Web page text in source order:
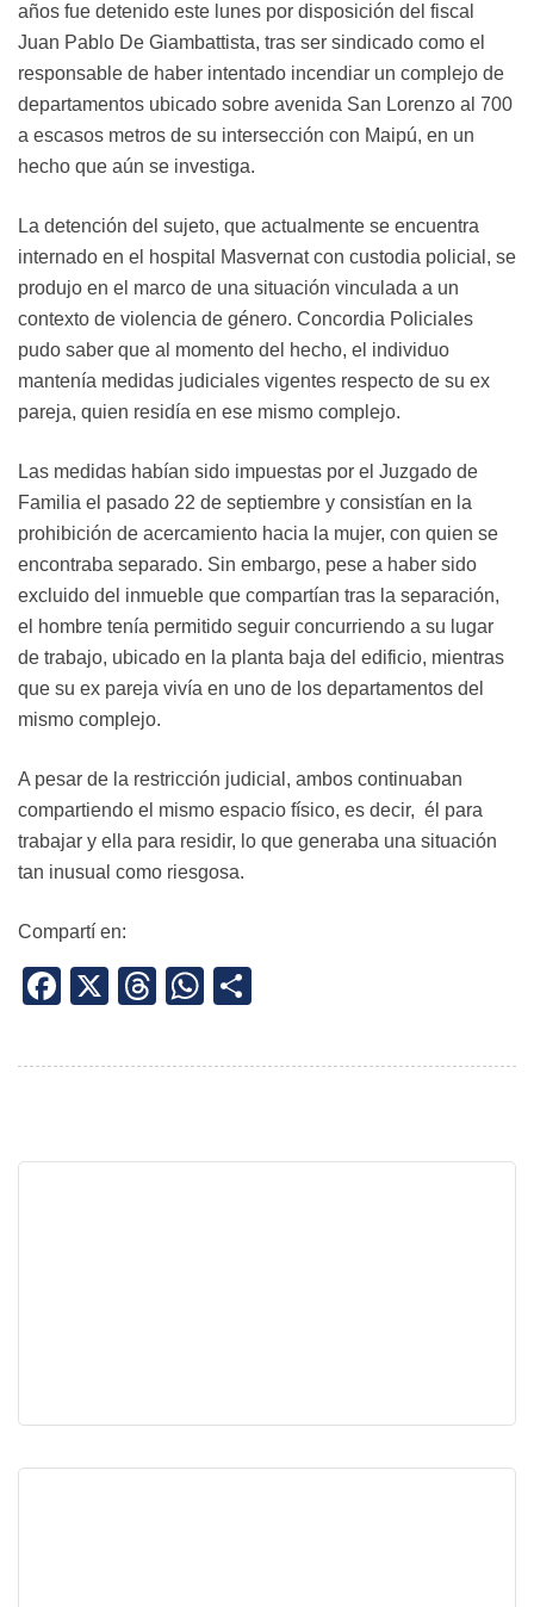
años fue detenido este lunes por disposición del fiscal
Juan Pablo De Giambattista, tras ser sindicado como el
responsable de haber intentado incendiar un complejo de
departamentos ubicado sobre avenida San Lorenzo al 700
a escasos metros de su intersección con Maipú, en un
hecho que aún se investiga.
La detención del sujeto, que actualmente se encuentra
internado en el hospital Masvernat con custodia policial, se
produjo en el marco de una situación vinculada a un
contexto de violencia de género. Concordia Policiales
pudo saber que al momento del hecho, el individuo
mantenía medidas judiciales vigentes respecto de su ex
pareja, quien residía en ese mismo complejo.
Las medidas habían sido impuestas por el Juzgado de
Familia el pasado 22 de septiembre y consistían en la
prohibición de acercamiento hacia la mujer, con quien se
encontraba separado. Sin embargo, pese a haber sido
excluido del inmueble que compartían tras la separación,
el hombre tenía permitido seguir concurriendo a su lugar
de trabajo, ubicado en la planta baja del edificio, mientras
que su ex pareja vivía en uno de los departamentos del
mismo complejo.
A pesar de la restricción judicial, ambos continuaban
compartiendo el mismo espacio físico, es decir, él para
trabajar y ella para residir, lo que generaba una situación
tan inusual como riesgosa.
Compartí en:
Facebook
X Threads
WhatsApp